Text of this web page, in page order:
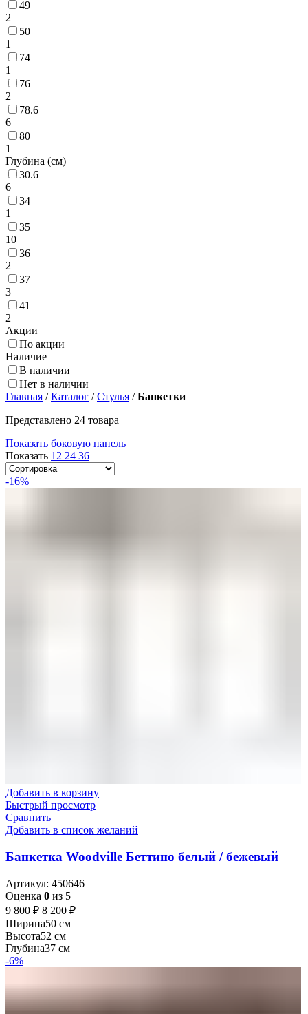
49
2
50
1
74
1
76
2
78.6
6
80
1
Глубина (см)
30.6
6
34
1
35
10
36
2
37
3
41
2
Акции
По акции
Наличие
В наличии
Нет в наличии
Главная /Каталог /Стулья /Банкетки
Представлено 24 товара
Показать боковую панель
Показать 12 24 36
-16%
Добавить в корзину
Быстрый просмотр
Сравнить
Добавить в список желаний
Банкетка Woodville Беттино белый / бежевый
Артикул: 450646
Оценка 0 из 5
9 800₽ 8 200 ₽
Ширина50 см
Высота52 см
Глубина37 см
-6%